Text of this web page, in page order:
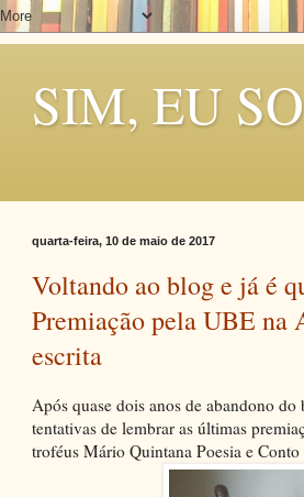
SIM, EU
quarta-feira, 10 de maio de 2017
Voltando ao blog e já é
Premiação pela UBE na
escrita
Após quase dois anos de abandono
tentativas de lembrar as últimas
troféus Mário Quintana Poesia e